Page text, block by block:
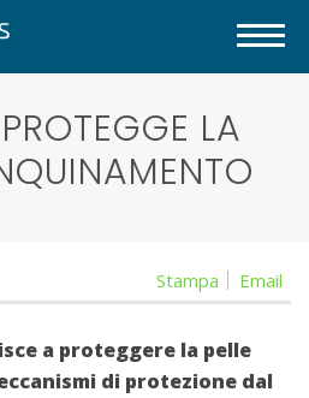
LA
Stampa Email
a proteggere la pelle
di protezione dal